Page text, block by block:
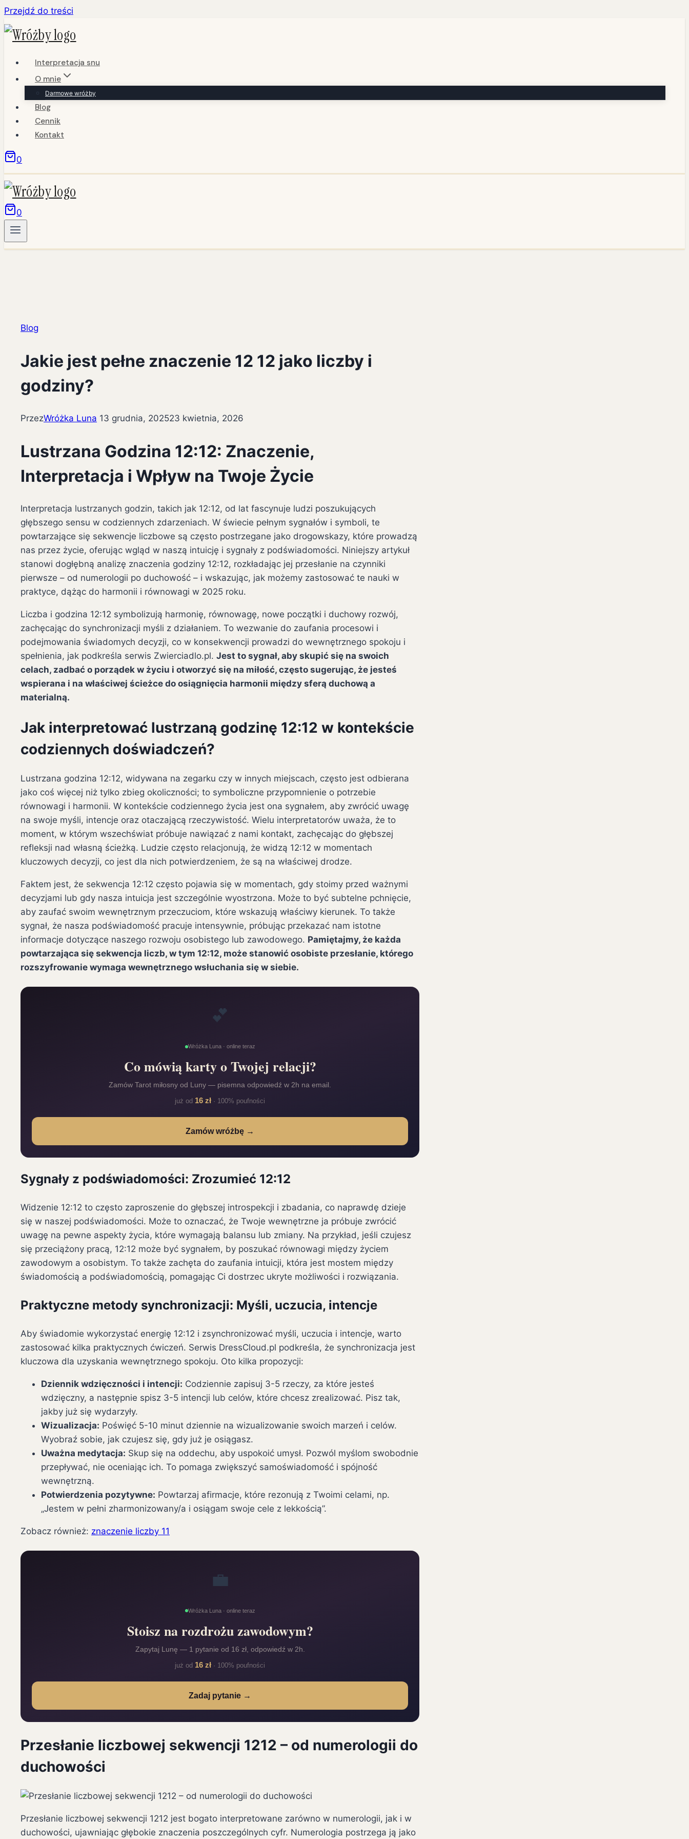
Przejdź do treści
Interpretacja snu
O mnie
Darmowe wróżby
Blog
Cennik
Kontakt
0
0
Blog
Jakie jest pełne znaczenie 12 12 jako liczby i
godziny?
PrzezWróżka Luna 13 grudnia, 202523 kwietnia, 2026
Lustrzana Godzina 12:12: Znaczenie,
Interpretacja i Wpływ na Twoje Życie
Interpretacja lustrzanych godzin, takich jak 12:12, od lat fascynuje ludzi poszukujących
głębszego sensu w codziennych zdarzeniach. W świecie pełnym sygnałów i symboli, te
powtarzające się sekwencje liczbowe są często postrzegane jako drogowskazy, które prowadzą
nas przez życie, oferując wgląd w naszą intuicję i sygnały z podświadomości. Niniejszy artykuł
stanowi dogłębną analizę znaczenia godziny 12:12, rozkładając jej przesłanie na czynniki
pierwsze – od numerologii po duchowość – i wskazując, jak możemy zastosować te nauki w
praktyce, dążąc do harmonii i równowagi w 2025 roku.
Liczba i godzina 12:12 symbolizują harmonię, równowagę, nowe początki i duchowy rozwój,
zachęcając do synchronizacji myśli z działaniem. To wezwanie do zaufania procesowi i
podejmowania świadomych decyzji, co w konsekwencji prowadzi do wewnętrznego spokoju i
spełnienia, jak podkreśla serwis Zwierciadlo.pl. Jest to sygnał, aby skupić się na swoich
celach, zadbać o porządek w życiu i otworzyć się na miłość, często sugerując, że jesteś
wspierana i na właściwej ścieżce do osiągnięcia harmonii między sferą duchową a
materialną.
Jak interpretować lustrzaną godzinę 12:12 w kontekście
codziennych doświadczeń?
Lustrzana godzina 12:12, widywana na zegarku czy w innych miejscach, często jest odbierana
jako coś więcej niż tylko zbieg okoliczności; to symboliczne przypomnienie o potrzebie
równowagi i harmonii. W kontekście codziennego życia jest ona sygnałem, aby zwrócić uwagę
na swoje myśli, intencje oraz otaczającą rzeczywistość. Wielu interpretatorów uważa, że to
moment, w którym wszechświat próbuje nawiązać z nami kontakt, zachęcając do głębszej
refleksji nad własną ścieżką. Ludzie często relacjonują, że widzą 12:12 w momentach
kluczowych decyzji, co jest dla nich potwierdzeniem, że są na właściwej drodze.
Faktem jest, że sekwencja 12:12 często pojawia się w momentach, gdy stoimy przed ważnymi
decyzjami lub gdy nasza intuicja jest szczególnie wyostrzona. Może to być subtelne pchnięcie,
aby zaufać swoim wewnętrznym przeczuciom, które wskazują właściwy kierunek. To także
sygnał, że nasza podświadomość pracuje intensywnie, próbując przekazać nam istotne
informacje dotyczące naszego rozwoju osobistego lub zawodowego. Pamiętajmy, że każda
powtarzająca się sekwencja liczb, w tym 12:12, może stanowić osobiste przesłanie, którego
rozszyfrowanie wymaga wewnętrznego wsłuchania się w siebie.
💕
Wróżka Luna · online teraz
Co mówią karty o Twojej relacji?
Zamów Tarot miłosny od Luny — pisemna odpowiedź w 2h na email.
już od 16 zł · 100% poufności
Zamów wróżbę →
Sygnały z podświadomości: Zrozumieć 12:12
Widzenie 12:12 to często zaproszenie do głębszej introspekcji i zbadania, co naprawdę dzieje
się w naszej podświadomości. Może to oznaczać, że Twoje wewnętrzne ja próbuje zwrócić
uwagę na pewne aspekty życia, które wymagają balansu lub zmiany. Na przykład, jeśli czujesz
się przeciążony pracą, 12:12 może być sygnałem, by poszukać równowagi między życiem
zawodowym a osobistym. To także zachęta do zaufania intuicji, która jest mostem między
świadomością a podświadomością, pomagając Ci dostrzec ukryte możliwości i rozwiązania.
Praktyczne metody synchronizacji: Myśli, uczucia, intencje
Aby świadomie wykorzystać energię 12:12 i zsynchronizować myśli, uczucia i intencje, warto
zastosować kilka praktycznych ćwiczeń. Serwis DressCloud.pl podkreśla, że synchronizacja jest
kluczowa dla uzyskania wewnętrznego spokoju. Oto kilka propozycji:
Dziennik wdzięczności i intencji: Codziennie zapisuj 3-5 rzeczy, za które jesteś
wdzięczny, a następnie spisz 3-5 intencji lub celów, które chcesz zrealizować. Pisz tak,
jakby już się wydarzyły.
Wizualizacja: Poświęć 5-10 minut dziennie na wizualizowanie swoich marzeń i celów.
Wyobraź sobie, jak czujesz się, gdy już je osiągasz.
Uważna medytacja: Skup się na oddechu, aby uspokoić umysł. Pozwól myślom swobodnie
przepływać, nie oceniając ich. To pomaga zwiększyć samoświadomość i spójność
wewnętrzną.
Potwierdzenia pozytywne: Powtarzaj afirmacje, które rezonują z Twoimi celami, np.
„Jestem w pełni zharmonizowany/a i osiągam swoje cele z lekkością”.
Zobacz również: znaczenie liczby 11
💼
Wróżka Luna · online teraz
Stoisz na rozdrożu zawodowym?
Zapytaj Lunę — 1 pytanie od 16 zł, odpowiedź w 2h.
już od 16 zł · 100% poufności
Zadaj pytanie →
Przesłanie liczbowej sekwencji 1212 – od numerologii do
duchowości
Przesłanie liczbowej sekwencji 1212 jest bogato interpretowane zarówno w numerologii, jak i w
duchowości, ujawniając głębokie znaczenia poszczególnych cyfr. Numerologia postrzega ją jako